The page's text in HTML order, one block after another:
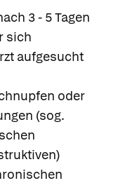
3 - 5 Tagen
sich
aufgesucht
oder
(sog.